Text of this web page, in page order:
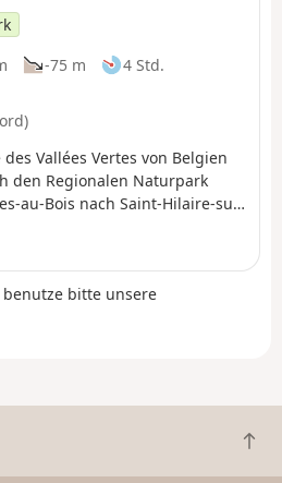
-75 m
4 Std.
Vallées Vertes von Belgien
den Regionalen Naturpark
au-Bois nach Saint-Hilaire-sur-
bitte unsere
Z
u